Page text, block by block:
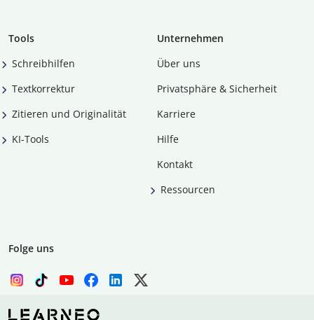
Tools
Schreibhilfen
Textkorrektur
Zitieren und Originalität
KI-Tools
Unternehmen
Über uns
Privatsphäre & Sicherheit
Karriere
Hilfe
Kontakt
Ressourcen
Folge uns